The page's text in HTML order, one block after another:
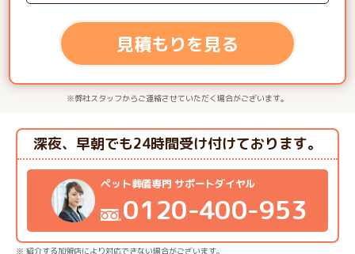
見積もりを見る
※弊社スタッフからご連絡させていただく場合がございます。
ペット葬儀専門 サポートダイヤル
0120-400-953
深夜、早朝でも24時間受け付けております。
※ 紹介する加盟店により対応できない場合がございます。